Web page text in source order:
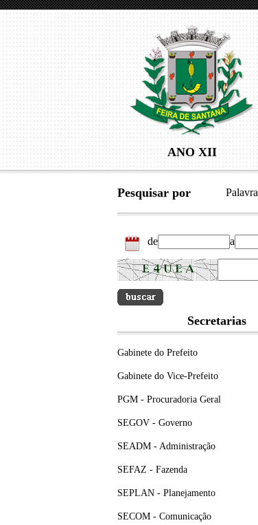
ANO XII
Pesquisar por Palavra
de a
Secretarias
Gabinete do Prefeito
Gabinete do Vice-Prefeito
PGM - Procuradoria Geral
SEGOV - Governo
SEADM - Administração
SEFAZ - Fazenda
SEPLAN - Planejamento
SECOM - Comunicação